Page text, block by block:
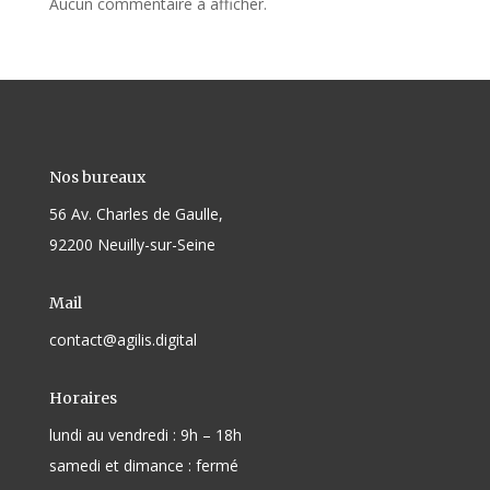
Nos bureaux
56 Av. Charles de Gaulle,
92200 Neuilly-sur-Seine
Mail
contact@agilis.digital
Horaires
lundi au vendredi : 9h – 18h
samedi et dimance : fermé